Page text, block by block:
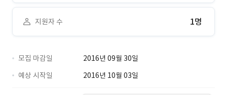
지원자 수 1명
모집 마감일
2016년 09월 30일
예상 시작일
2016년 10월 03일